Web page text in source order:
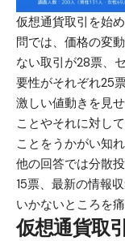
仮想通貨取引を始
問では、価格の変
ない取引が28票、
要性がそれぞれ25
激しい値動きを見
ことやそれに対し
ことをうかがい知れ
他の回答では分散
15票、最新の情報
いかないところを
仮想通貨取